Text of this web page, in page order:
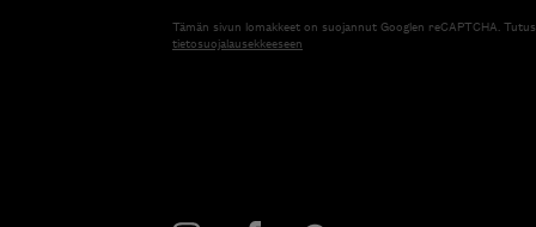
Tämän sivun lomakkeet on suojannut Googlen reCAPTCHA.
tietosuojalausekkeeseen